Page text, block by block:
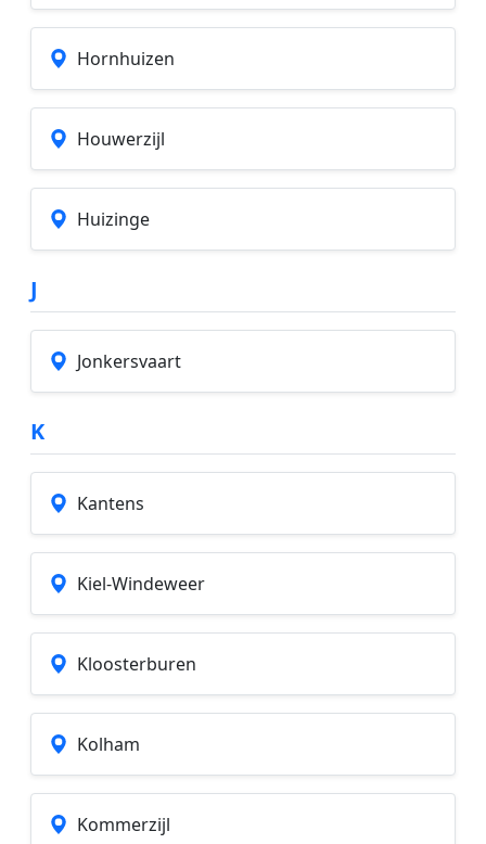
Hornhuizen
Houwerzijl
Huizinge
J
Jonkersvaart
K
Kantens
Kiel-Windeweer
Kloosterburen
Kolham
Kommerzijl